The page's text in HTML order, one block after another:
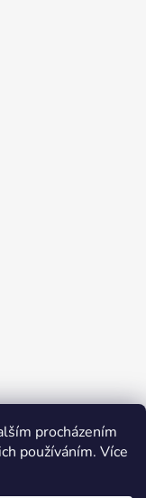
procházením
používáním. Více